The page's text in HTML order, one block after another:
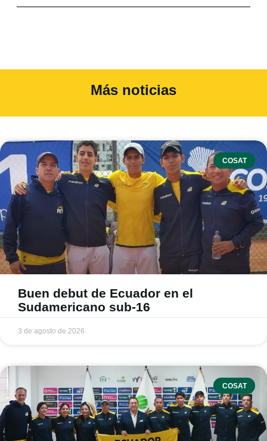
Más noticias
COSAT
Buen debut de Ecuador en el
Sudamericano sub-16
3 de agosto de 2026
COSAT